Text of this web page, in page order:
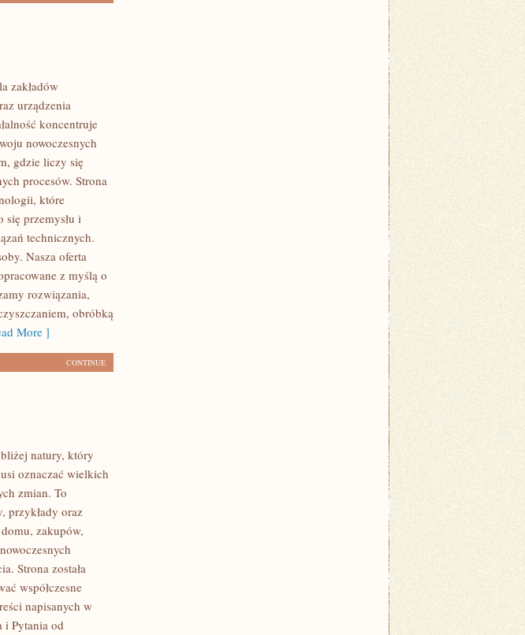
zakładów
urządzenia
koncentruje
nowoczesnych
gdzie liczy się
procesów. Strona
które
przemysłu i
technicznych.
Nasza oferta
z myślą o
rozwiązania,
obróbką
More ]
CONTINUE
natury, który
oznaczać wielkich
zmian. To
przykłady oraz
zakupów,
Strona została
współczesne
napisanych w
i Pytania od